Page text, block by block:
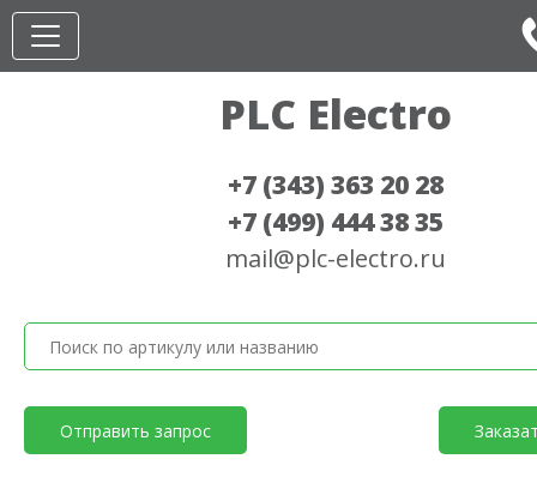
PLC Electro
+7 (343) 363 20 28
+7 (499) 444 38 35
mail@plc-electro.ru
Отправить запрос